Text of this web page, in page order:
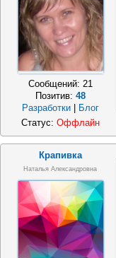
Сообщений: 21
Позитив: 48
Разработки | Блог
Статус: Оффлайн
Крапивка
Наталья Александровна